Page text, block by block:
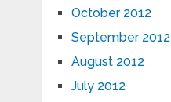
October 2012
September 2012
August 2012
July 2012